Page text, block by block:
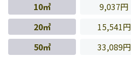
10㎥
9,037円
20㎥
15,541円
50㎥
33,089円